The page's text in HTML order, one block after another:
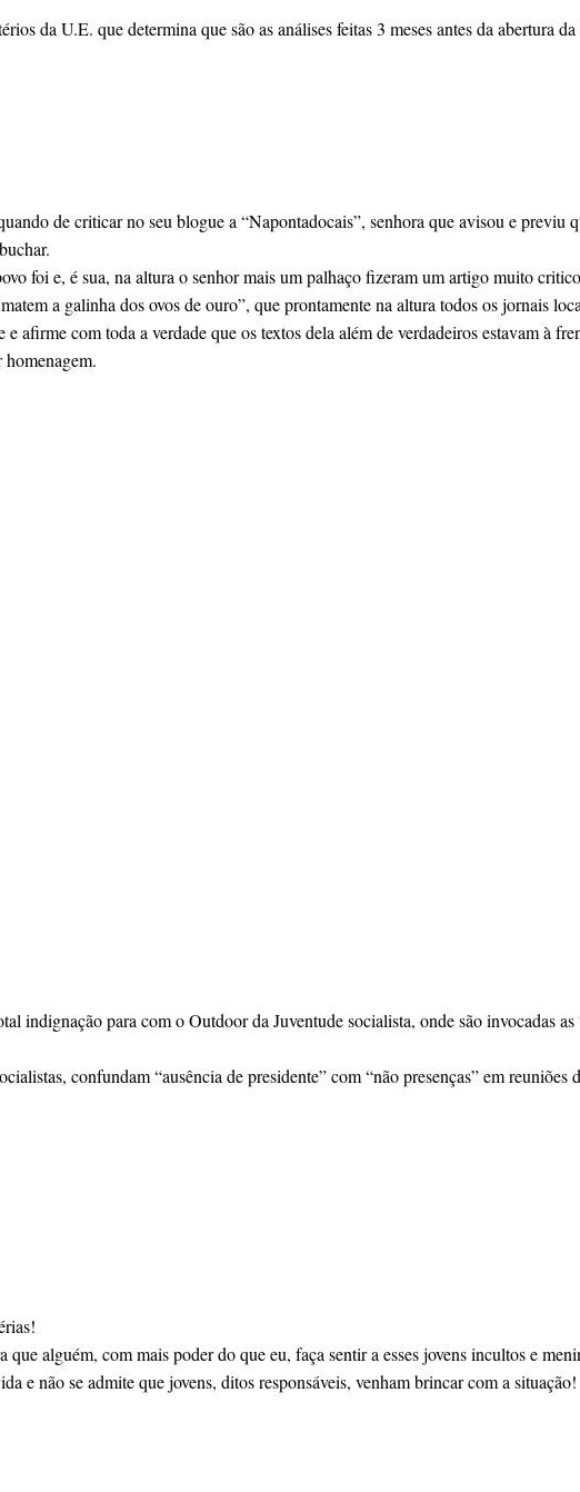
da U.E. que determina que são as análises feitas 3 meses antes da abertura
de criticar no seu blogue a “Napontadocais”, senhora que avisou e previu
foi e, é sua, na altura o senhor mais um palhaço fizeram um artigo muito
a galinha dos ovos de ouro”, que prontamente na altura todos os jornais
afirme com toda a verdade que os textos dela além de verdadeiros estavam à
indignação para com o Outdoor da Juventude socialista, onde são invocadas
confundam “ausência de presidente” com “não presenças” em reuniões
alguém, com mais poder do que eu, faça sentir a esses jovens incultos e
e não se admite que jovens, ditos responsáveis, venham brincar com a situação!